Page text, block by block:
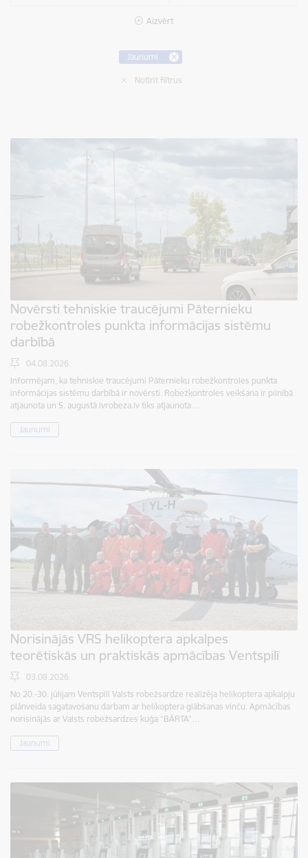
Aizvērt
Jaunumi
Notīrīt filtrus
Novērsti tehniskie traucējumi Pāternieku
robežkontroles punkta informācijas sistēmu
darbībā
04.08.2026.
Informējam, ka tehniskie traucējumi Pāternieku robežkontroles punkta
informācijas sistēmu darbībā ir novērsti. Robežkontroles veikšana ir pilnībā
atjaunota un 5. augustā lvrobeza.lv tiks atjaunota…
Jaunumi
Norisinājās VRS helikoptera apkalpes
teorētiskās un praktiskās apmācības Ventspilī
03.08.2026.
No 20.-30. jūlijam Ventspilī Valsts robežsardze realizēja helikoptera apkalpju
plānveida sagatavošanu darbam ar helikoptera glābšanas vinču. Apmācības
norisinājās ar Valsts robežsardzes kuģa “BĀRTA”…
Jaunumi